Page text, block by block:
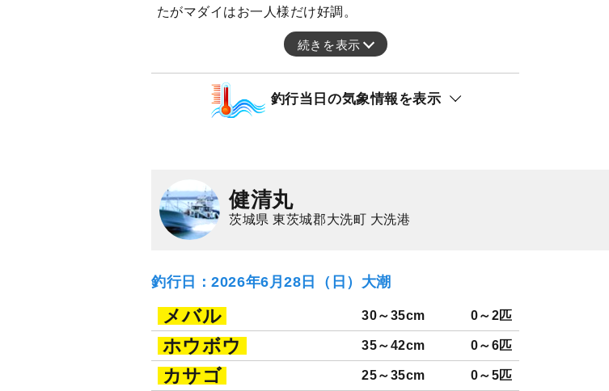
たがマダイはお一人様だけ好調。
続きを表示
釣行当日の気象情報を表示
健清丸
茨城県 東茨城郡大洗町 大洗港
釣行日：2026年6月28日（日）大潮
メバル 30～35cm 0～2匹
ホウボウ 35～42cm 0～6匹
カサゴ 25～35cm 0～5匹